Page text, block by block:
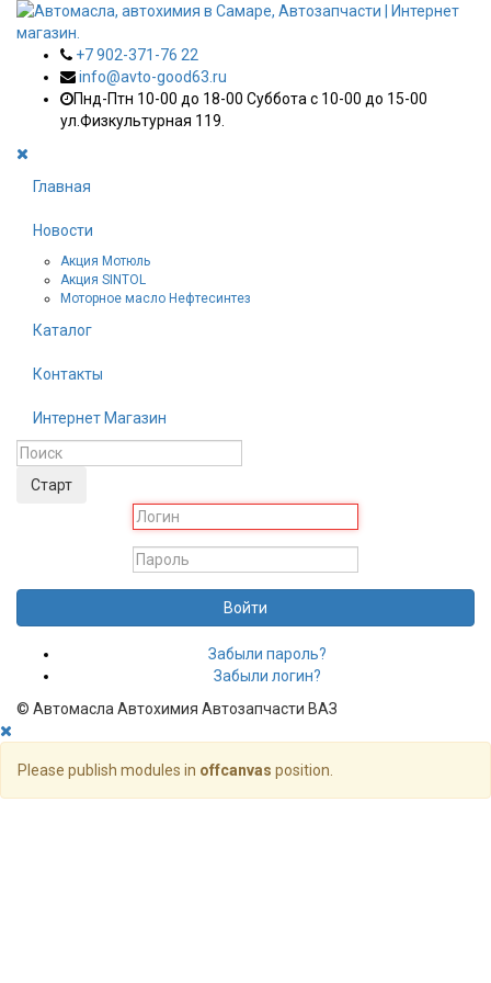
+7 902-371-76 22
info@avto-good63.ru
Пнд-Птн 10-00 до 18-00 Суббота с 10-00 до 15-00
ул.Физкультурная 119.
Главная
Новости
Акция Мотюль
Акция SINTOL
Моторное масло Нефтесинтез
Каталог
Контакты
Интернет Магазин
Войти
Забыли пароль?
Забыли логин?
© Автомасла Автохимия Автозапчасти ВАЗ
Please publish modules in offcanvas position.